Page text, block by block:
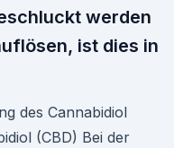
werden
ist dies in
des Cannabidiol
(CBD) Bei der